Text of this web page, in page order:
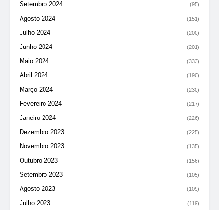
Setembro 2024 (95)
Agosto 2024 (151)
Julho 2024 (200)
Junho 2024 (201)
Maio 2024 (333)
Abril 2024 (190)
Março 2024 (230)
Fevereiro 2024 (217)
Janeiro 2024 (226)
Dezembro 2023 (225)
Novembro 2023 (135)
Outubro 2023 (156)
Setembro 2023 (105)
Agosto 2023 (109)
Julho 2023 (119)